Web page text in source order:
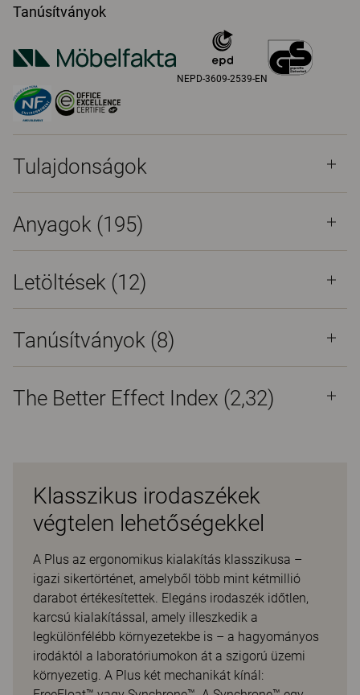
Tanúsítványok
NEPD-3609-2539-EN
Tulajdonságok
Anyagok (195)
Letöltések (12)
Tanúsítványok (8)
The Better Effect Index (2,32)
Klasszikus irodaszékek
végtelen lehetőségekkel
A Plus az ergonomikus kialakítás klasszikusa –
igazi sikertörténet, amelyből több mint kétmillió
darabot értékesítettek. Elegáns irodaszék időtlen,
karcsú kialakítással, amely illeszkedik a
legkülönfélébb környezetekbe is – a hagyományos
irodáktól a laboratóriumokon át a szigorú üzemi
környezetig. A Plus két mechanikát kínál: